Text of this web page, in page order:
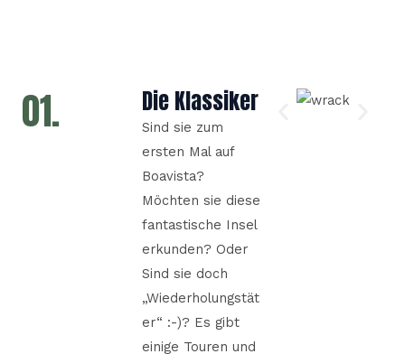
01. Die Klassiker
Sind sie zum
ersten Mal auf
Boavista?
Möchten sie diese
fantastische Insel
erkunden? Oder
Sind sie doch
„Wiederholungstät
er“ :-)? Es gibt
einige Touren und